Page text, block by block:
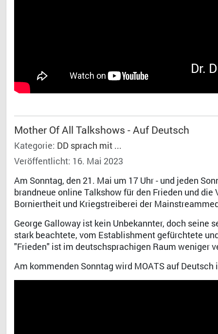
Dr.
Mother Of All Talkshows - Auf Deutsch
Kategorie: DD sprach mit ...
Veröffentlicht: 16. Mai 2023
Am Sonntag, den 21. Mai um 17 Uhr - und jeden
brandneue online Talkshow für den Frieden und
Borniertheit und Kriegstreiberei der
George Galloway ist kein Unbekannter, doch
stark beachtete, vom Establishment gefürchtete
"Frieden" ist im deutschsprachigen Raum weniger
Am kommenden Sonntag wird MOATS auf Deutsch